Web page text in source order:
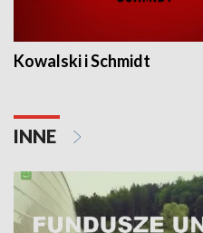
Kowalski i Schmidt
INNE